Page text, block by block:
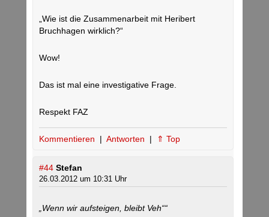
„Wie ist die Zusammenarbeit mit Heribert
Bruchhagen wirklich?“
Wow!
Das ist mal eine investigative Frage.
Respekt FAZ
Kommentieren | Antworten | ⇑ Top
#44 Stefan
26.03.2012 um 10:31 Uhr
„Wenn wir aufsteigen, bleibt Veh““